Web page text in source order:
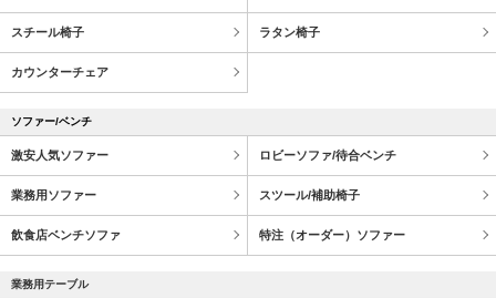
スチール椅子 ラタン椅子
カウンターチェア
ソファー/ベンチ
激安人気ソファー ロビーソファ/待合ベンチ
業務用ソファー スツール/補助椅子
飲食店ベンチソファ 特注（オーダー）ソファー
業務用テーブル